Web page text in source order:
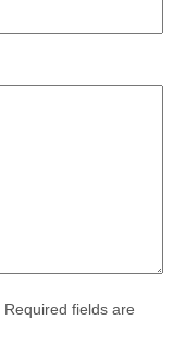
Required fields are